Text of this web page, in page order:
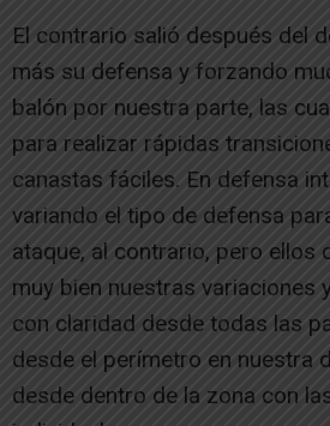
El contrario salió después del
más su defensa y forzando
balón por nuestra parte, las
para realizar rápidas
canastas fáciles. En defensa
variando el tipo de defensa
ataque, al contrario, pero ellos
muy bien nuestras variaciones
con claridad desde todas las
desde el perímetro en nuestra
desde dentro de la zona con